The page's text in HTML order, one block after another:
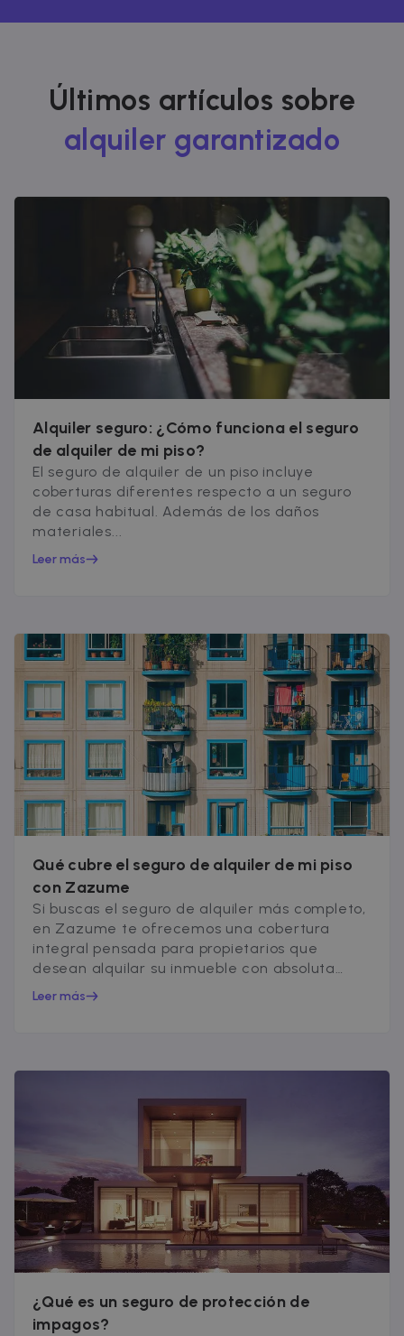
Últimos artículos sobre
alquiler garantizado
Alquiler seguro: ¿Cómo funciona el seguro
de alquiler de mi piso?
El seguro de alquiler de un piso incluye
coberturas diferentes respecto a un seguro
de casa habitual. Además de los daños
materiales...
Leer más
Qué cubre el seguro de alquiler de mi piso
con Zazume
Si buscas el seguro de alquiler más completo,
en Zazume te ofrecemos una cobertura
integral pensada para propietarios que
desean alquilar su inmueble con absoluta
tranquilidad...
Leer más
¿Qué es un seguro de protección de
impagos?